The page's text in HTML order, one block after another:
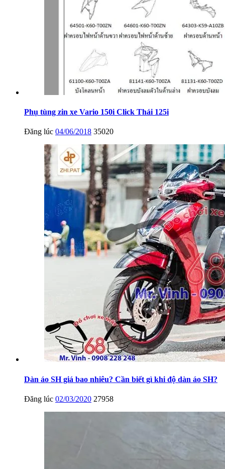
Phụ tùng zin xe Vario 150i Click Thái 125i
Đăng lúc 04/06/2018 35020
Dàn áo SH giá bao nhiêu? Cần biết gì khi độ dàn áo SH?
Đăng lúc 02/03/2020 27958